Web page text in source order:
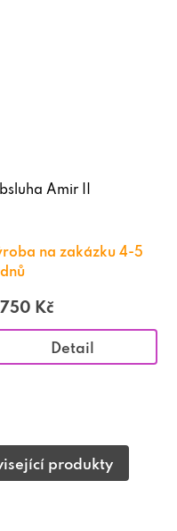
Amir II
na zakázku 4-5
Kč
Detail
produkty